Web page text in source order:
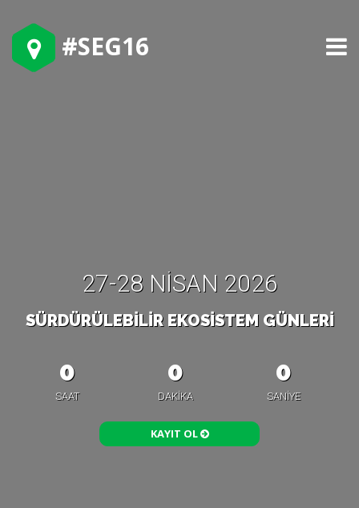
#SEG16
27-28 NISAN 2026
SÜRDÜRÜLEBİLİR EKOSİSTEM GÜNLERİ
0
SAAT
0
DAKIKA
0
SANIYE
KAYIT OL